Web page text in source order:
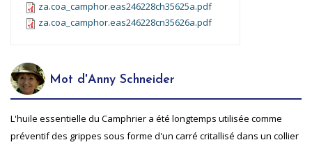
za.coa_camphor.eas246228ch35625a.pdf
za.coa_camphor.eas246228cn35626a.pdf
Mot d'Anny Schneider
L'huile essentielle du Camphrier a été longtemps utilisée comme
préventif des grippes sous forme d'un carré critallisé dans un collier